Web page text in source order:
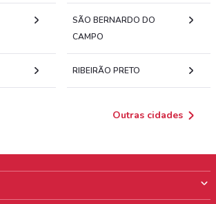
SÃO BERNARDO DO
CAMPO
RIBEIRÃO PRETO
Outras cidades